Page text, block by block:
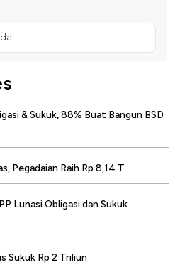
& Sukuk, 88% Buat Bangun BSD
Pegadaian Raih Rp 8,14 T
Lunasi Obligasi dan Sukuk
Sukuk Rp 2 Triliun